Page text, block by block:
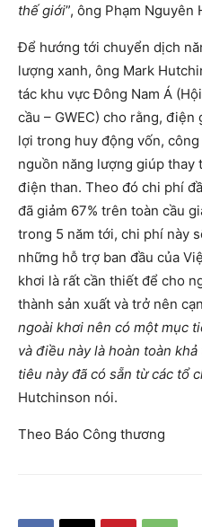
thế giới”, ông Phạm Nguyên
Để hướng tới chuyển dịch
lượng xanh, ông Mark
tác khu vực Đông Nam Á
cầu – GWEC) cho rằng,
lợi trong huy động vốn,
nguồn năng lượng giúp thay
điện than. Theo đó chi phí
đã giảm 67% trên toàn cầu
trong 5 năm tới, chi phí này
những hỗ trợ ban đầu của
khơi là rất cần thiết để cho
thành sản xuất và trở nên
ngoài khơi nên có một mục
và điều này là hoàn toàn
tiêu này đã có sẵn từ các tổ
Hutchinson nói.
Theo Báo Công thương